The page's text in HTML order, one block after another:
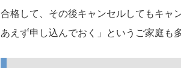
合格して、その後キャンセルしてもキャ
あえず申し込んでおく」というご家庭も